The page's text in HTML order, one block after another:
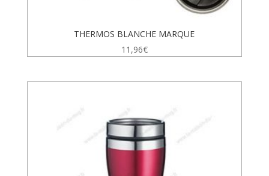
THERMOS BLANCHE MARQUE
11,96€